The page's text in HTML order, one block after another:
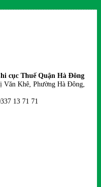
cục Thuế Quận Hà Đông
Văn Khê, Phường Hà Đông,
13 71 71